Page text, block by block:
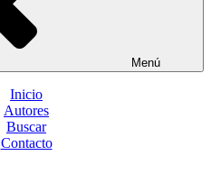
Menú
Inicio
Autores
Buscar
Contacto